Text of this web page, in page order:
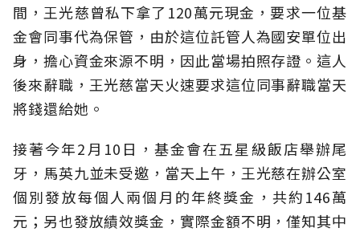
間，王光慈曾私下拿了120萬元現金，要求一位基
金會同事代為保管，由於這位託管人為國安單位出
身，擔心資金來源不明，因此當場拍照存證。這人
後來辭職，王光慈當天火速要求這位同事辭職當天
將錢還給她。
接著今年2月10日，基金會在五星級飯店舉辦尾
牙，馬英九並未受邀，當天上午，王光慈在辦公室
個別發放每個人兩個月的年終獎金，共約146萬
元；另也發放績效獎金，實際金額不明，僅知其中